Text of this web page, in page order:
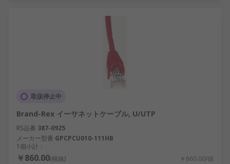
取扱停止中
Brand-Rex イーサネットケーブル, U/UTP
RS品番 387-0925
メーカー型番 GPCPCU010-111HB
1個小計：
￥860.00(税抜) ￥860.00/個